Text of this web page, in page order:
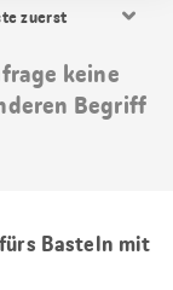
keine
Begriff
Basteln mit